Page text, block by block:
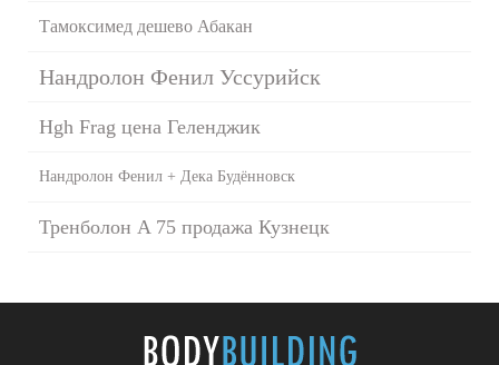
Тамоксимед дешево Абакан
Нандролон Фенил Уссурийск
Hgh Frag цена Геленджик
Нандролон Фенил + Дека Будённовск
Тренболон A 75 продажа Кузнецк